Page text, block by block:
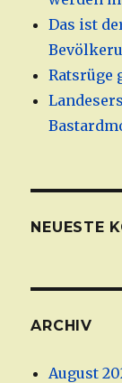
Das ist
Ratsrüge
NEUESTE
ARCHIV
August